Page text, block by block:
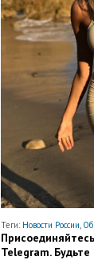
Теги: Новости России
Telegram.